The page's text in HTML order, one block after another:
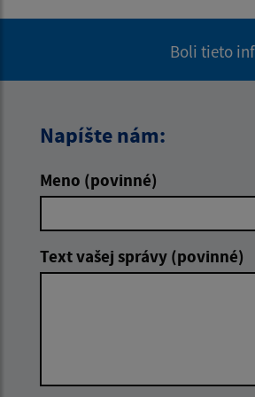
Boli tieto
Napíšte nám:
Meno (povinné)
Text vašej správy (povinné)